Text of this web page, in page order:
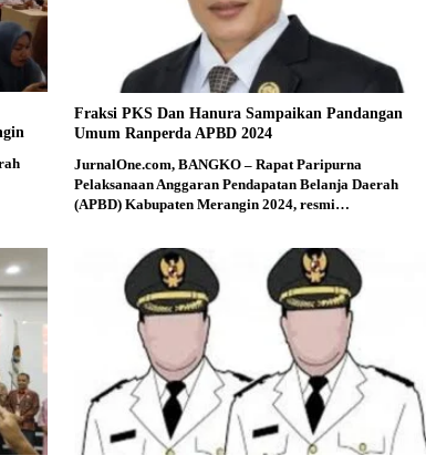
Fraksi PKS Dan Hanura Sampaikan Pandangan
Umum Ranperda APBD 2024
JurnalOne.com, BANGKO – Rapat Paripurna
Pelaksanaan Anggaran Pendapatan Belanja Daerah
(APBD) Kabupaten Merangin 2024, resmi…